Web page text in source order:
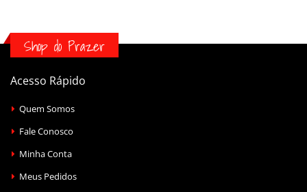
Shop do Prazer
Acesso Rápido
Quem Somos
Fale Conosco
Minha Conta
Meus Pedidos